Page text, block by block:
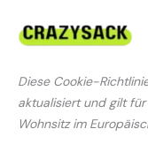
Inhalt
Diese Cookie-
aktualisiert und gilt
Wohnsitz im